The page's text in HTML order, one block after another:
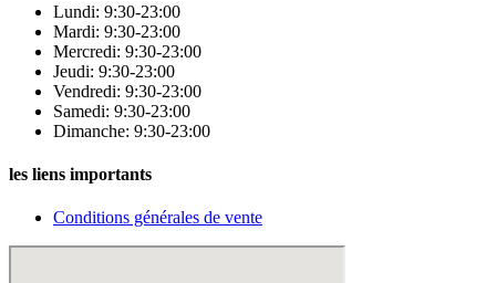
Lundi: 9:30-23:00
Mardi: 9:30-23:00
Mercredi: 9:30-23:00
Jeudi: 9:30-23:00
Vendredi: 9:30-23:00
Samedi: 9:30-23:00
Dimanche: 9:30-23:00
les liens importants
Conditions générales de vente